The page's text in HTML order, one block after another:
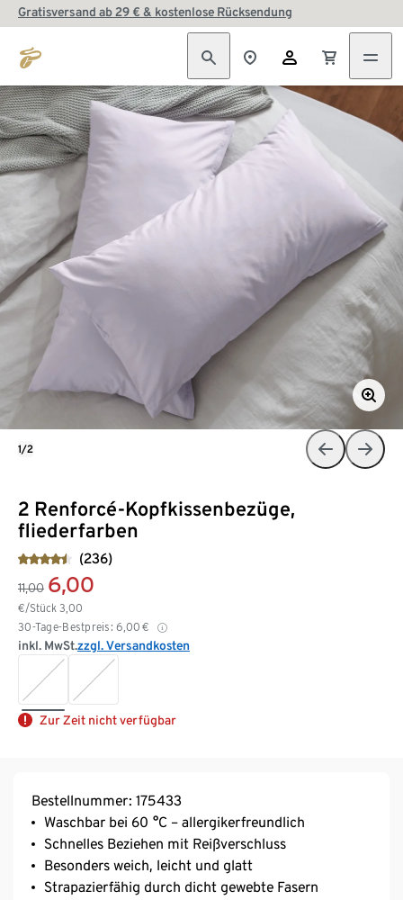
Gratisversand ab 29 € & kostenlose Rücksendung
2 Renforcé-Kopfkissenbezüge,
fliederfarben
(236)
11,00 6,00
€/Stück 3,00
30-Tage-Bestpreis: 6,00 €
inkl. MwSt.zzgl. Versandkosten
Zur Zeit nicht verfügbar
1/2
Bestellnummer: 175433
Waschbar bei 60 °C – allergikerfreundlich
Schnelles Beziehen mit Reißverschluss
Besonders weich, leicht und glatt
Strapazierfähig durch dicht gewebte Fasern